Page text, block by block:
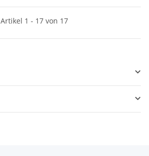
Artikel 1 - 17 von 17